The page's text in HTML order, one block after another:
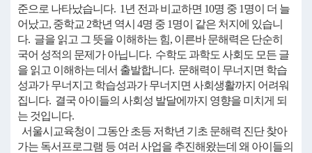
준으로 나타났습니다. 1년 전과 비교하면 10명 중 1명이 더 늘
어났고, 중학교 2학년 역시 4명 중 1명이 같은 처지에 있습니
다. 글을 읽고 그 뜻을 이해하는 힘, 이른바 문해력은 단순히
국어 성적의 문제가 아닙니다. 수학도 과학도 사회도 모든 글
을 읽고 이해하는 데서 출발합니다. 문해력이 무너지면 학습
성과가 무너지고 학습성과가 무너지면 사회생활까지 어려워
집니다. 결국 아이들의 사회성 발달에까지 영향을 미치게 되
는 것입니다.
서울시교육청이 그동안 초등 저학년 기초 문해력 진단 찾아
가는 독서프로그램 등 여러 사업을 추진해왔는데 왜 아이들의